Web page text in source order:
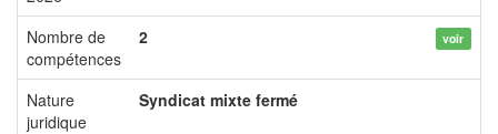
Nombre de
compétences
2 voir
Nature
juridique
Syndicat mixte fermé